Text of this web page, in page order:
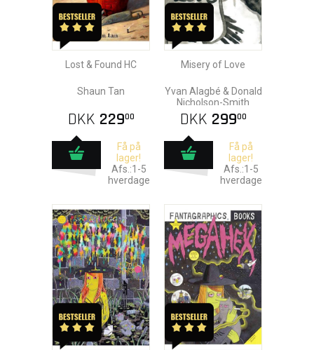
Lost & Found HC
Shaun Tan
DKK 22900
Få på
lager!
Afs.:1-5
hverdage
Misery of Love
Yvan Alagbé & Donald
Nicholson-Smith
DKK 29900
Få på
lager!
Afs.:1-5
hverdage